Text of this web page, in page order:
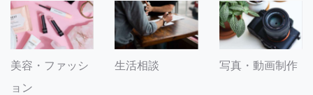
美容・ファッシ
ョン
生活相談 写真・動画制作